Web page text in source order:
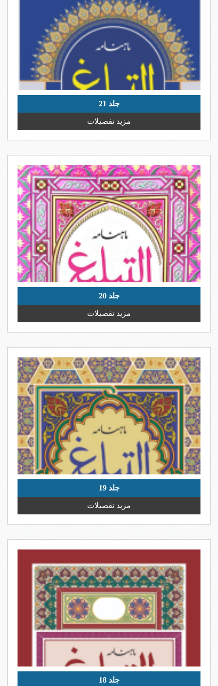
جلد 21
مزید تفصیلات
جلد 20
مزید تفصیلات
جلد 19
مزید تفصیلات
جلد 18